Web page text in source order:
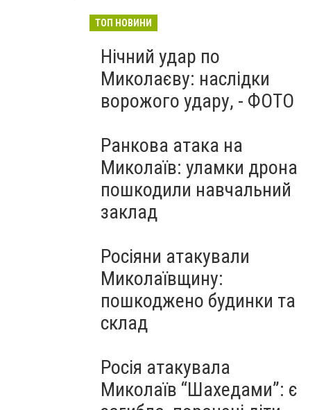
електростанцій на об'єктах
ТОП НОВИНИ
Нічний удар по
Миколаєву: наслідки
ворожого удару, - ФОТО
Ранкова атака на
Миколаїв: уламки дрона
пошкодили навчальний
заклад
Росіяни атакували
Миколаївщину:
пошкоджено будинки та
склад
Росія атакувала
Миколаїв “Шахедами”: є